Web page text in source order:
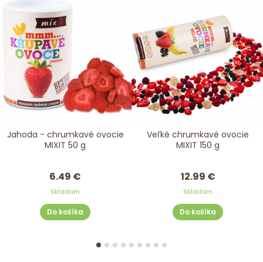
Jahoda - chrumkavé ovocie
MIXIT 50 g
6.49 €
Skladom
Do košíka
Veľké chrumkavé ovocie
MIXIT 150 g
12.99 €
Skladom
Do košíka